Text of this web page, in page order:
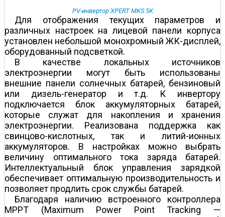
PV-инвертор XPERT MKS 5K
Для отображения текущих параметров и
различных настроек на лицевой панели корпуса
установлен небольшой монохромный ЖК-дисплей,
оборудованный подсветкой.
В качестве локальных источников
электроэнергии могут быть использованы
внешние панели солнечных батарей, бензиновый
или дизель-генератор и т.д. К инвертору
подключается блок аккумуляторных батарей,
которые служат для накопления и хранения
электроэнергии. Реализована поддержка как
свинцово-кислотных, так и литий-ионных
аккумуляторов. В настройках можно выбрать
величину оптимального тока заряда батарей.
Интеллектуальный блок управления зарядкой
обеспечивает оптимальную производительность и
позволяет продлить срок службы батарей.
Благодаря наличию встроенного контроллера
MPPT (Maximum Power Point Tracking —